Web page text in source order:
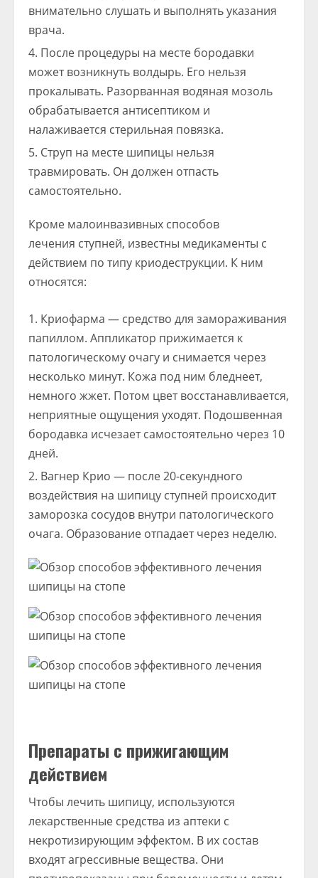
внимательно слушать и выполнять указания
врача.
После процедуры на месте бородавки
может возникнуть волдырь. Его нельзя
прокалывать. Разорванная водяная мозоль
обрабатывается антисептиком и
налаживается стерильная повязка.
Струп на месте шипицы нельзя
травмировать. Он должен отпасть
самостоятельно.
Кроме малоинвазивных способов
лечения ступней, известны медикаменты с
действием по типу криодеструкции. К ним
относятся:
Криофарма — средство для замораживания
папиллом. Аппликатор прижимается к
патологическому очагу и снимается через
несколько минут. Кожа под ним бледнеет,
немного жжет. Потом цвет восстанавливается,
неприятные ощущения уходят. Подошвенная
бородавка исчезает самостоятельно через 10
дней.
Вагнер Крио — после 20-секундного
воздействия на шипицу ступней происходит
заморозка сосудов внутри патологического
очага. Образование отпадает через неделю.
Препараты с прижигающим
действием
Чтобы лечить шипицу, используются
лекарственные средства из аптеки с
некротизирующим эффектом. В их состав
входят агрессивные вещества. Они